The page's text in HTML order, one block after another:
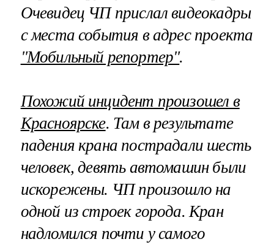
Очевидец ЧП прислал видеокадры
с места события в адрес проекта
"Мобильный репортер".
Похожий инцидент произошел в
Красноярске. Там в результате
падения крана пострадали шесть
человек, девять автомашин были
искорежены. ЧП произошло на
одной из строек города. Кран
надломился почти у самого